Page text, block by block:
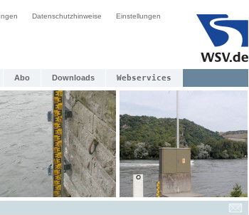
Datenschutzhinweise Einstellungen
Abo Downloads Webservices